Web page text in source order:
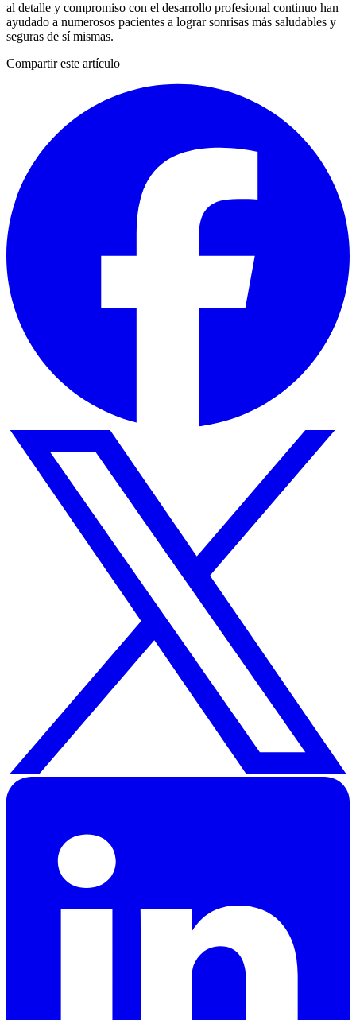
al detalle y compromiso con el desarrollo profesional continuo han
ayudado a numerosos pacientes a lograr sonrisas más saludables y
seguras de sí mismas.
Compartir este artículo